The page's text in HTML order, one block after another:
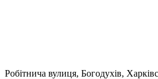
Робітнича вулиця, Богодухів,